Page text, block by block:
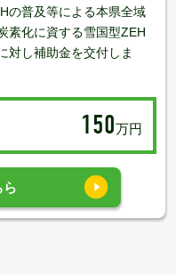
の普及等による本県全域
素化に資する雪国型ZEH
対し補助金を交付しま
150万円
ら